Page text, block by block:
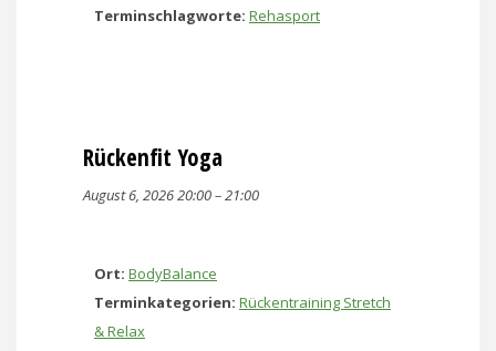
Terminschlagworte: Rehasport
Rückenfit Yoga
August 6, 2026 20:00–21:00
Ort: BodyBalance
Terminkategorien: Rückentraining Stretch
& Relax